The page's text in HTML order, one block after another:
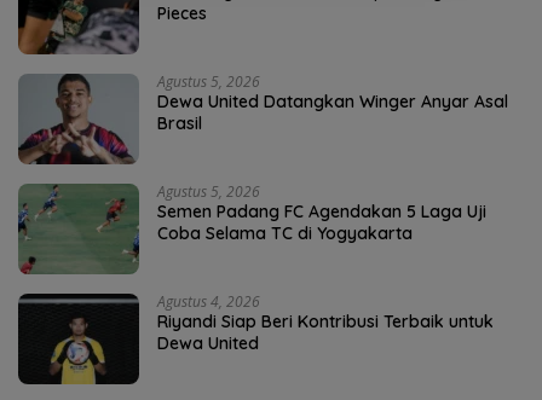
Pieces
Agustus 5, 2026
Dewa United Datangkan Winger Anyar Asal
Brasil
Agustus 5, 2026
Semen Padang FC Agendakan 5 Laga Uji
Coba Selama TC di Yogyakarta
Agustus 4, 2026
Riyandi Siap Beri Kontribusi Terbaik untuk
Dewa United